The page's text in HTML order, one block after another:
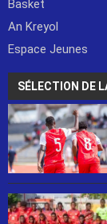
Basket
An Kreyol
Espace Jeunes
SÉLECTION DE